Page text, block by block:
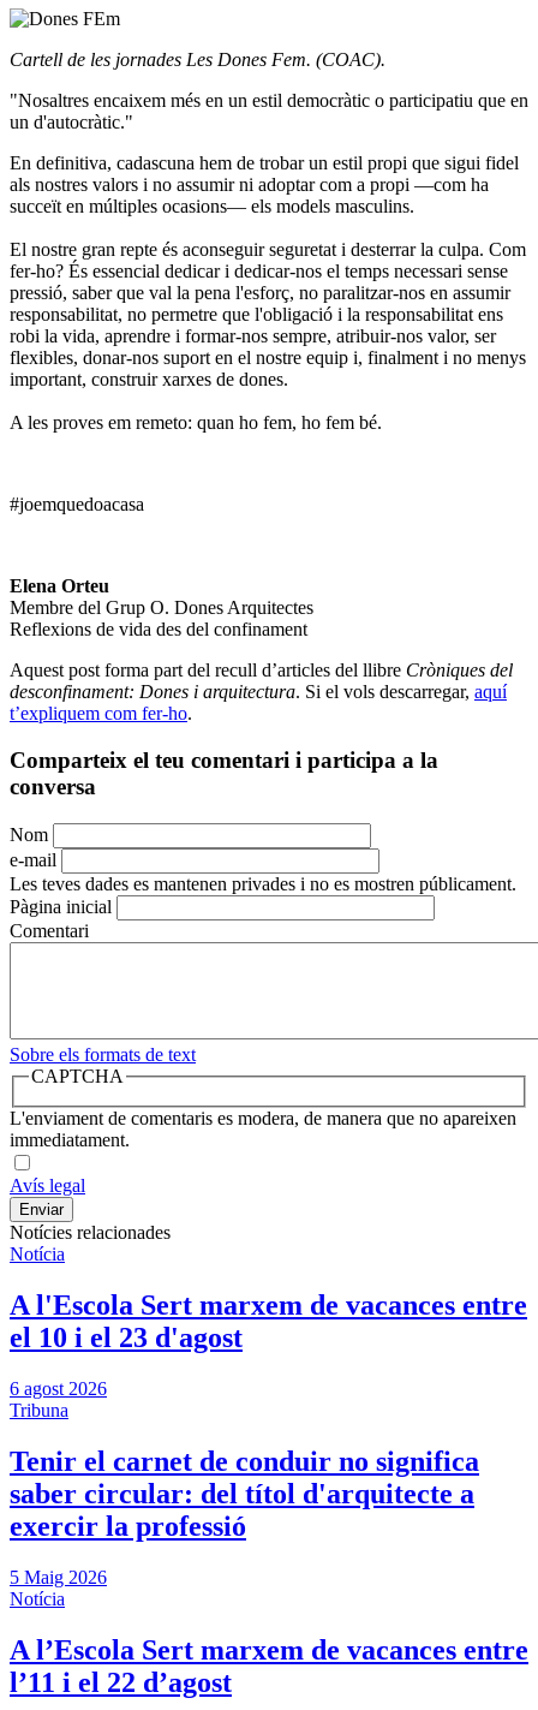
Cartell de les jornades Les Dones Fem. (COAC).
"Nosaltres encaixem més en un estil democràtic o participatiu que en
un d'autocràtic."
En definitiva, cadascuna hem de trobar un estil propi que sigui fidel
als nostres valors i no assumir ni adoptar com a propi —com ha
succeït en múltiples ocasions— els models masculins.
El nostre gran repte és aconseguir seguretat i desterrar la culpa. Com
fer-ho? És essencial dedicar i dedicar-nos el temps necessari sense
pressió, saber que val la pena l'esforç, no paralitzar-nos en assumir
responsabilitat, no permetre que l'obligació i la responsabilitat ens
robi la vida, aprendre i formar-nos sempre, atribuir-nos valor, ser
flexibles, donar-nos suport en el nostre equip i, finalment i no menys
important, construir xarxes de dones.
A les proves em remeto: quan ho fem, ho fem bé.
#joemquedoacasa
Elena Orteu
Membre del Grup O. Dones Arquitectes
Reflexions de vida des del confinament
Aquest post forma part del recull d’articles del llibre Cròniques del
desconfinament: Dones i arquitectura. Si el vols descarregar, aquí
t’expliquem com fer-ho.
Comparteix el teu comentari i participa a la
conversa
Nom
e-mail
Les teves dades es mantenen privades i no es mostren públicament.
Pàgina inicial
Comentari
Sobre els formats de text
CAPTCHA
L'enviament de comentaris es modera, de manera que no apareixen
immediatament.
Avís legal
Notícies relacionades
Notícia
A l'Escola Sert marxem de vacances entre
el 10 i el 23 d'agost
6 agost 2026
Tribuna
Tenir el carnet de conduir no significa
saber circular: del títol d'arquitecte a
exercir la professió
5 Maig 2026
Notícia
A l’Escola Sert marxem de vacances entre
l’11 i el 22 d’agost